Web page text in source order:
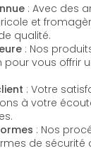
: Avec des
et
qualité.
: Nos
pour vous offrir
: Votre
à votre
: Nos
de sécurité